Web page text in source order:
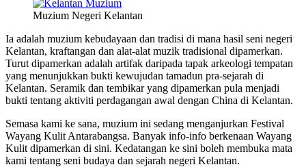
Muzium Negeri Kelantan
Ia adalah muzium kebudayaan dan tradisi di mana hasil seni negeri
Kelantan, kraftangan dan alat-alat muzik tradisional dipamerkan.
Turut dipamerkan adalah artifak daripada tapak arkeologi tempatan
yang menunjukkan bukti kewujudan tamadun pra-sejarah di
Kelantan. Seramik dan tembikar yang dipamerkan pula menjadi
bukti tentang aktiviti perdagangan awal dengan China di Kelantan.
Semasa kami ke sana, muzium ini sedang menganjurkan Festival
Wayang Kulit Antarabangsa. Banyak info-info berkenaan Wayang
Kulit dipamerkan di sini. Kedatangan ke sini boleh membuka mata
kami tentang seni budaya dan sejarah negeri Kelantan.